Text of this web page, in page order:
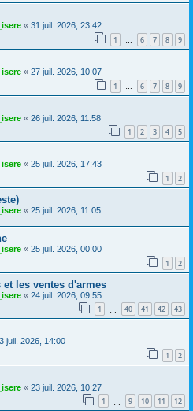
« 31 juil. 2026, 23:42
1 … 6 7 8 9
« 27 juil. 2026, 10:07
1 … 6 7 8 9
« 26 juil. 2026, 11:58
1 2 3 4 5
« 25 juil. 2026, 17:43
1 2
« 25 juil. 2026, 11:05
« 25 juil. 2026, 00:00
1 2
les ventes d'armes
« 24 juil. 2026, 09:55
1 40 41 42 43
juil. 2026, 14:00
1 2
« 23 juil. 2026, 10:27
1 9 10 11 12